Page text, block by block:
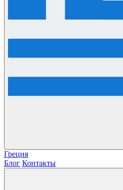
Греция
Блог Контакты